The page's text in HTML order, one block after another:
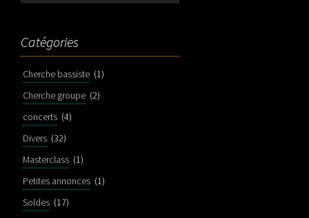
Catégories
Cherche bassiste (1)
Cherche groupe (2)
concerts (4)
Divers (32)
Masterclass (1)
Petites annonces (1)
Soldes (17)